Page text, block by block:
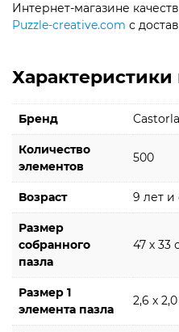
Интернет-магазине
Puzzle-creative.com с
Характеристики
Бренд
Количество
элементов
500
Возраст 9 лет и
Размер
собранного
пазла
47 х 33
Размер 1
элемента пазла
2,6 х